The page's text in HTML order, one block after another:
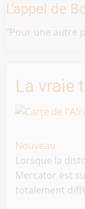
L'appel de
"Pour une autre
La vraie
Nouveau
Lorsque la
Mercator est
totalement